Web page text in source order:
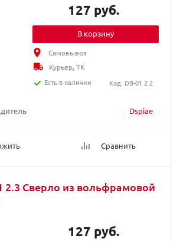
Dspiae
Сравнить
127 руб.
В корзину
Самовывоз
Курьер, ТК
Есть в наличии
Код: DB-01 2.2
2.3 Сверло из вольфрамовой
127 руб.